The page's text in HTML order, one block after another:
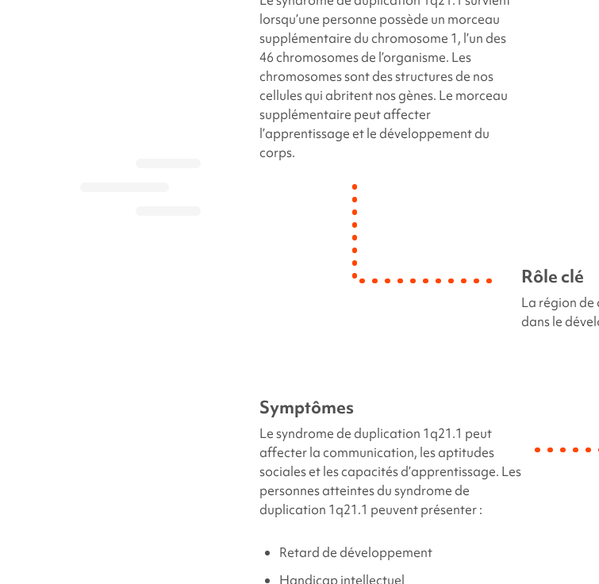
lorsqu’une personne possède un morceau
supplémentaire du chromosome 1, l’un des
46 chromosomes de l’organisme. Les
chromosomes sont des structures de nos
cellules qui abritent nos gènes. Le morceau
supplémentaire peut affecter
l’apprentissage et le développement du
corps.
Rôle clé
La région de
dans le
Symptômes
Le syndrome de duplication 1q21.1 peut
affecter la communication, les aptitudes
sociales et les capacités d’apprentissage. Les
personnes atteintes du syndrome de
duplication 1q21.1 peuvent présenter :
Retard de développement
Handicap intellectuel